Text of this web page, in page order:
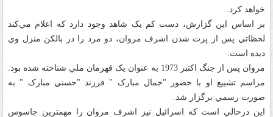
خواهد کرد.
بر اساس اين گزارش، دست کم يک شاهد وجود دارد که اعلام مي‌کند
لحظاتي پس از پرت شدن اشرف مروان، دو مرد را در بالکن منزل وي
ديده‌ است.
مروان پس از جنگ اکتبر 1973 به عنوان يک قهرمان ملي شناخته شده بود.
مراسم تشييع او با حضور "جمال مبارک " فرزند "حسني مبارک " به
صورت رسمي برگزار شد.
اين درحالي است که اسرائيل نيز اشرف مروان را مهمترين جاسوس